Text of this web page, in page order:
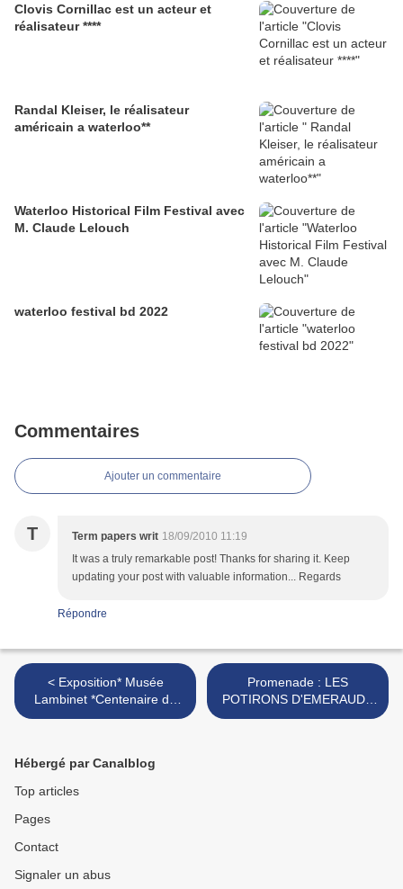
Clovis Cornillac est un acteur et
réalisateur ****
Randal Kleiser, le réalisateur
américain a waterloo**
Waterloo Historical Film Festival avec
M. Claude Lelouch
waterloo festival bd 2022
Commentaires
Ajouter un commentaire
T Term papers writ 18/09/2010 11:19
It was a truly remarkable post! Thanks for sharing it. Keep
updating your post with valuable information... Regards
Répondre
< Exposition* Musée
Lambinet *Centenaire de
Pierre Joubert (1910-2010)
Promenade : LES
POTIRONS D'EMERAUDE
nivelles : ((baulers ) : B >
Hébergé par Canalblog
Top articles
Pages
Contact
Signaler un abus